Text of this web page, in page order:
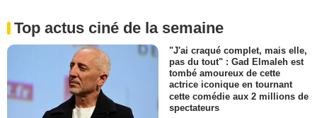
Top actus ciné de la semaine
"J'ai craqué complet, mais elle,
pas du tout" : Gad Elmaleh est
tombé amoureux de cette
actrice iconique en tournant
cette comédie aux 2 millions de
spectateurs